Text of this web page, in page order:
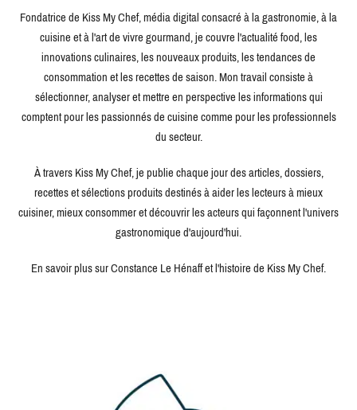
Fondatrice de Kiss My Chef, média digital consacré à la gastronomie, à la
cuisine et à l'art de vivre gourmand, je couvre l'actualité food, les
innovations culinaires, les nouveaux produits, les tendances de
consommation et les recettes de saison. Mon travail consiste à
sélectionner, analyser et mettre en perspective les informations qui
comptent pour les passionnés de cuisine comme pour les professionnels
du secteur.
À travers Kiss My Chef, je publie chaque jour des articles, dossiers,
recettes et sélections produits destinés à aider les lecteurs à mieux
cuisiner, mieux consommer et découvrir les acteurs qui façonnent l'univers
gastronomique d'aujourd'hui.
En savoir plus sur Constance Le Hénaff et l'histoire de Kiss My Chef.